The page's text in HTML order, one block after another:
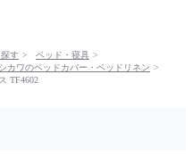
す
ベッド・寝具
カワのベッドカバー・ベッドリネン
TF4602